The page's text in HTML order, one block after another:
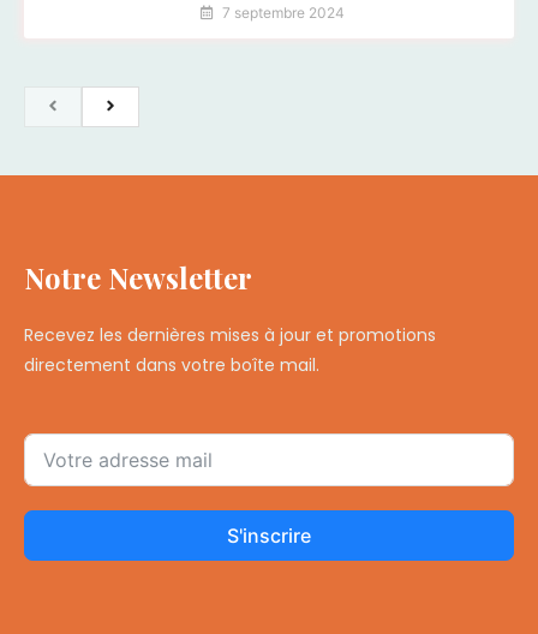
7 septembre 2024
Notre Newsletter
Recevez les dernières mises à jour et promotions
directement dans votre boîte mail.
S'inscrire